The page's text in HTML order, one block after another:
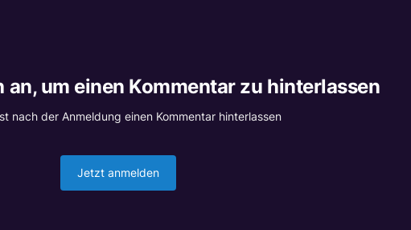
an, um einen Kommentar zu hinterlassen
nach der Anmeldung einen Kommentar hinterlassen
Jetzt anmelden